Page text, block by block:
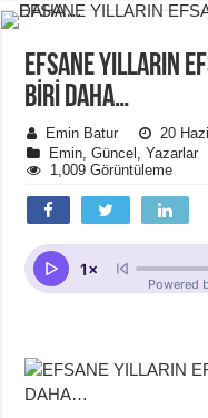
EFSANE YILLARIN
BİRİ DAHA…
Emin Batur
20
Emin,Güncel ,Yazarlar
1,009 Görüntüleme